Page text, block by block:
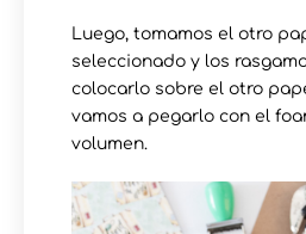
Luego, tomamos el otro
seleccionado y los
colocarlo sobre el otro
vamos a pegarlo con el
volumen.